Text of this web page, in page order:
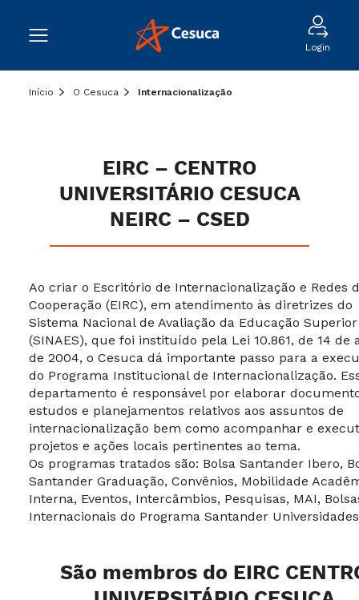
Login
Início O Cesuca Internacionalização
EIRC – CENTRO
UNIVERSITÁRIO CESUCA
NEIRC – CSED
Ao criar o Escritório de Internacionalização e Redes
Cooperação (EIRC), em atendimento às diretrizes do
Sistema Nacional de Avaliação da Educação Superior
(SINAES), que foi instituído pela Lei 10.861, de 14 de
de 2004, o Cesuca dá importante passo para a
do Programa Institucional de Internacionalização.
departamento é responsável por elaborar
estudos e planejamentos relativos aos assuntos de
internacionalização bem como acompanhar e
projetos e ações locais pertinentes ao tema.
Os programas tratados são: Bolsa Santander Ibero,
Santander Graduação, Convênios, Mobilidade
Interna, Eventos, Intercâmbios, Pesquisas, MAI,
Internacionais do Programa Santander
São membros do EIRC